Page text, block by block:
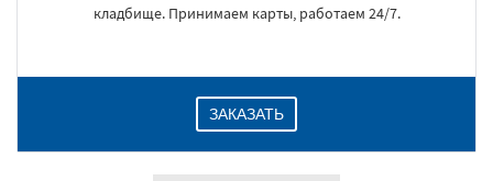
кладбище. Принимаем карты, работаем 24/7.
ЗАКАЗАТЬ